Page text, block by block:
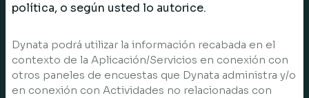
política, o según usted lo autorice.
Dynata podrá utilizar la información recabada en el
contexto de la Aplicación/Servicios en conexión con
otros paneles de encuestas que Dynata administra y/o
en conexión con Actividades no relacionadas con